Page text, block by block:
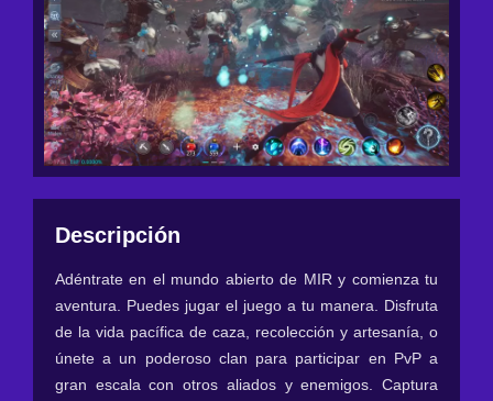
Descripción
Adéntrate en el mundo abierto de MIR y comienza tu
aventura. Puedes jugar el juego a tu manera. Disfruta
de la vida pacífica de caza, recolección y artesanía, o
únete a un poderoso clan para participar en PvP a
gran escala con otros aliados y enemigos. Captura